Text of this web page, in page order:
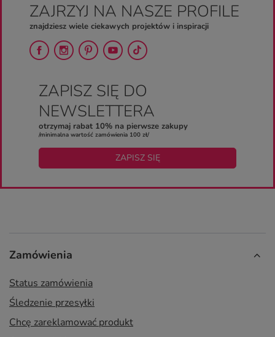
ZAJRZYJ NA NASZE PROFILE
znajdziesz wiele ciekawych projektów i inspiracji
ZAPISZ SIĘ DO
NEWSLETTERA
otrzymaj rabat 10% na pierwsze zakupy
/minimalna wartość zamówienia 100 zł/
ZAPISZ SIĘ
Zamówienia
Status zamówienia
Śledzenie przesyłki
Chcę zareklamować produkt